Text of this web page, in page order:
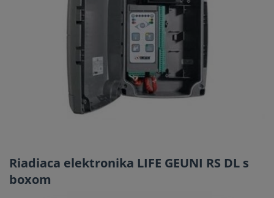
Riadiaca elektronika LIFE GEUNI RS DL s
boxom